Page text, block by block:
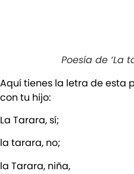
Poesía de ‘La
Aquí tienes la letra de esta
con tu hijo:
La Tarara, sí;
la tarara, no;
la Tarara, niña,